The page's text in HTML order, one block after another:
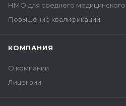
НМО для среднего
Повышение квалификации
КОМПАНИЯ
О компании
Лицензии